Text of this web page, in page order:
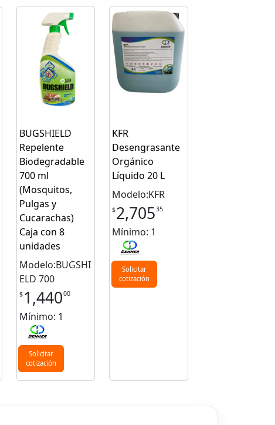
BUGSHIELD
Repelente
Biodegradable
700 ml
(Mosquitos,
Pulgas y
Cucarachas)
Caja con 8
unidades
Modelo:BUGSHI
ELD 700
$ 1,44000
Mínimo: 1
Solicitar
cotización
KFR
Desengrasante
Orgánico
Líquido 20 L
Modelo:KFR
$2,70535
Mínimo: 1
Solicitar
cotización